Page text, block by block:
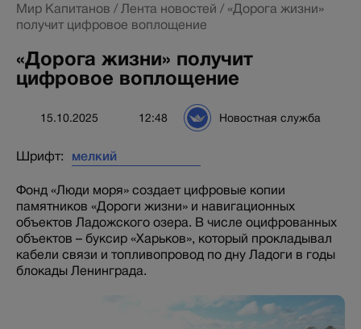
Мир Капитанов / Лента новостей / «Дорога жизни»
получит цифровое воплощение
«Дорога жизни» получит
цифровое воплощение
15.10.2025 12:48 Новостная служба
Шрифт:
Фонд «Люди моря» создает цифровые копии
памятников «Дороги жизни» и навигационных
объектов Ладожского озера. В числе оцифрованных
объектов – буксир «Харьков», который прокладывал
кабели связи и топливопровод по дну Ладоги в годы
блокады Ленинграда.